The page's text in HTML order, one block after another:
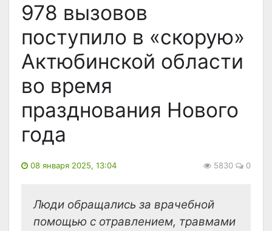
978 вызовов
поступило в «скорую»
Актюбинской области
во время
празднования Нового
года
08 января 2025, 13:04 5830 0
Люди обращались за врачебной
помощью с отравлением, травмами